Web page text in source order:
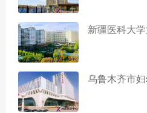
新疆医科大
乌鲁木齐市